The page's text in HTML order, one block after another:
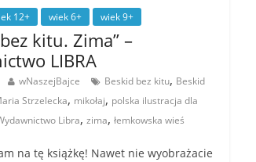
12+ wiek 6+ wiek 9+
kitu. Zima” –
LIBRA
wNaszejBajce Beskid bez kitu, Beskid
Strzelecka, mikołaj, polska ilustracja dla
Libra, zima, łemkowska wieś
na tę książkę! Nawet nie wyobrażacie